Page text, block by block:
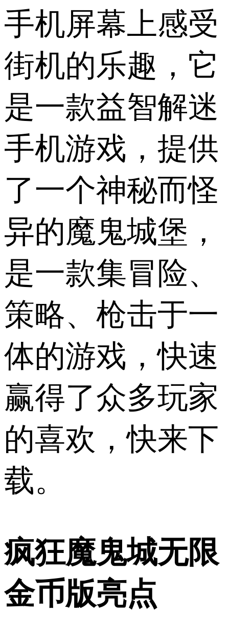
手机屏幕上感受
街机的乐趣，它
是一款益智解迷
手机游戏，提供
了一个神秘而怪
异的魔鬼城堡，
是一款集冒险、
策略、枪击于一
体的游戏，快速
赢得了众多玩家
的喜欢，快来下
载。
疯狂魔鬼城无限
金币版亮点